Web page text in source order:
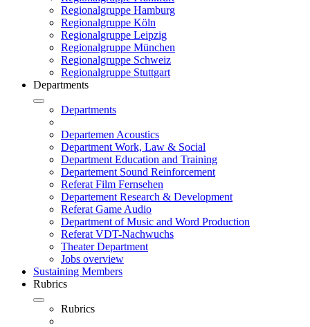
Regionalgruppe Hamburg
Regionalgruppe Köln
Regionalgruppe Leipzig
Regionalgruppe München
Regionalgruppe Schweiz
Regionalgruppe Stuttgart
Departments
Departments
Departemen Acoustics
Department Work, Law & Social
Department Education and Training
Departement Sound Reinforcement
Referat Film Fernsehen
Departement Research & Development
Referat Game Audio
Department of Music and Word Production
Referat VDT-Nachwuchs
Theater Department
Jobs overview
Sustaining Members
Rubrics
Rubrics